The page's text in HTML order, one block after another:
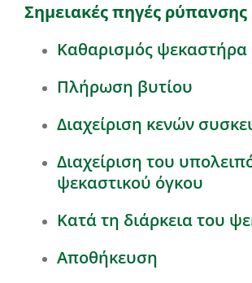
Σημειακές πηγές ρύπανσης
Καθαρισμός ψεκαστήρα
Πλήρωση βυτίου
Διαχείριση κενών
Διαχείριση του
ψεκαστικού όγκου
Κατά τη διάρκεια του
Αποθήκευση